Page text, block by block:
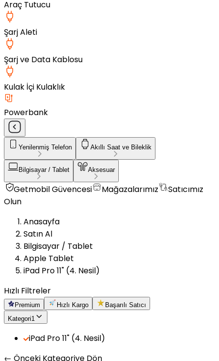
Araç Tutucu
Şarj Aleti
Şarj ve Data Kablosu
Kulak İçi Kulaklık
Powerbank
Yenilenmiş Telefon Akıllı Saat ve Bileklik
Bilgisayar / Tablet Aksesuar
Getmobil Güvencesi Mağazalarımız
Satıcımız
Olun
Anasayfa
Satın Al
Bilgisayar / Tablet
Apple Tablet
iPad Pro 11" (4. Nesil)
Hızlı Filtreler
Premium Hızlı Kargo
Başarılı Satıcı
Kategori1
iPad Pro 11" (4. Nesil)
← Önceki Kategoriye Dön